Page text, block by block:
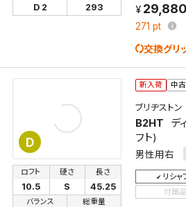
D 2 293 29,880
271 pt
交換グリ
D
新入荷 中古
ブリヂストン
B2HT
デ
フト)
男性用右
ロフト
10.5
硬さ
S
長さ
45.25
バランス 総重量
リシャ
付属品